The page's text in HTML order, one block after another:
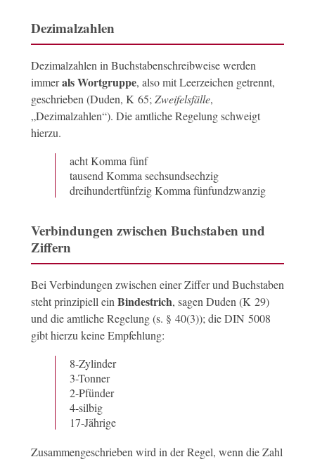
Dezimalzahlen
Dezimalzahlen in Buchstabenschreibweise werden
immerals Wortgruppe, also mit Leerzeichen getrennt,
geschrieben (Duden, K 65; Zweifelsfälle,
„Dezimalzahlen“). Die amtliche Regelung schweigt
hierzu.
acht Komma fünf
tausend Komma sechsundsechzig
dreihundertfünfzig Komma fünfundzwanzig
Verbindungen zwischen Buchstaben und
Ziffern
Bei Verbindungen zwischen einer Ziffer und Buchstaben
steht prinzipiell ein Bindestrich, sagen Duden (K 29)
und die amtliche Regelung (s. § 40(3)); die DIN 5008
gibt hierzu keine Empfehlung:
8-Zylinder
3-Tonner
2-Pfünder
4-silbig
17-Jährige
Zusammengeschrieben wird in der Regel, wenn die Zahl